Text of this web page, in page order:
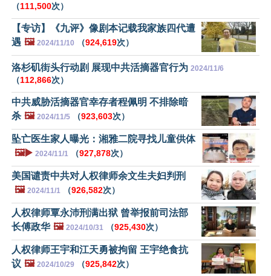
（111,500次）
【专访】《九评》像剧本记载我家族四代遭
遇 🖼️ 2024/11/10 （924,619次）
洛杉矶街头行动剧 展现中共活摘器官行为 2024/11/6
（112,866次）
中共威胁活摘器官幸存者程佩明 不排除暗
杀 🖼️ 2024/11/5 （923,603次）
坠亡医生家人曝光：湘雅二院寻找儿童供体
🖼️▶️ 2024/11/1 （927,878次）
美国谴责中共对人权律师余文生夫妇判刑
🖼️ 2024/11/1 （926,582次）
人权律师覃永沛刑满出狱 曾举报前司法部
长傅政华 🖼️ 2024/10/31 （925,430次）
人权律师王宇和江天勇被拘留 王宇绝食抗
议 🖼️ 2024/10/29 （925,842次）